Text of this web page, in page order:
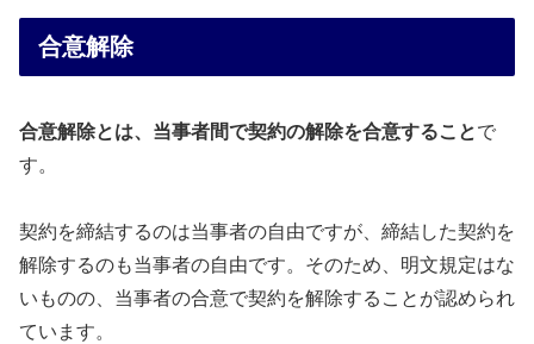
合意解除
合意解除とは、当事者間で契約の解除を合意することで
す。
契約を締結するのは当事者の自由ですが、締結した契約を
解除するのも当事者の自由です。そのため、明文規定はな
いものの、当事者の合意で契約を解除することが認められ
ています。